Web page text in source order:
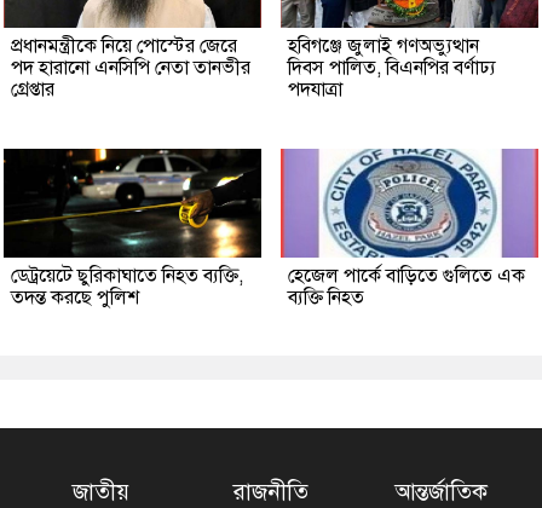
প্রধানমন্ত্রীকে নিয়ে পোস্টের জেরে
পদ হারানো এনসিপি নেতা তানভীর
গ্রেপ্তার
হবিগঞ্জে জুলাই গণঅভ্যুত্থান
দিবস পালিত, বিএনপির বর্ণাঢ্য
পদযাত্রা
ডেট্রয়েটে ছুরিকাঘাতে নিহত ব্যক্তি,
তদন্ত করছে পুলিশ
হেজেল পার্কে বাড়িতে গুলিতে এক
ব্যক্তি নিহত
জাতীয় রাজনীতি
আন্তর্জাতিক